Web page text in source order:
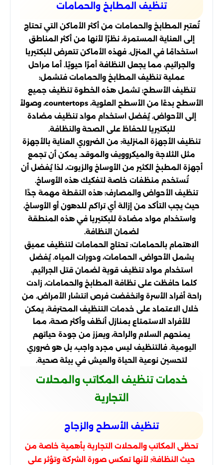
تنظيف المطابخ والحمامات
تُعتبر المطابخ والحمامات من أكثر الأماكن التي تحتاج
إلى العناية المستمرة، نظرًا لأنها من أكثر المناطق
استخدامًا في المنزل. فهذه الأماكن تتعرض للبكتيريا
والجراثيم، مما يجعل النظافة أمرًا حيويًا. أما مراحل
عملية تنظيف المطابخ والحمامات فتشمل:
تنظيف الأسطح: تشمل هذه الخطوة تنظيف جميع
الأسطح بدءًا من الأسطح العلوية، countertops، وصولاً
إلى الأحواض. يُفضل استخدام مواد تنظيف مضادة
للبكتيريا للحفاظ على الصحة والنظافة.
تنظيف الأجهزة المنزلية: من الضروري العناية بالأجهزة
مثل الثلاجة والميكروويف والموقد. يمكن أن تجمع
أجهزة المطبخ الكثير من الأوساخ والزيوت، لذا يُفضل أن
تُستخدم منظفات خاصة لتفكيك هذه الأوساخ.
تنظيف الأحواض والمصارف: هذه النقطة مهمة جدًا
حيث يجب التأكد من إزالة أي تراكم للدهون أو الأوساخ،
واستخدام مواد مضادة للبكتيريا في هذه المنطقة
لضمان النظافة.
الاهتمام بالحمامات: تحتاج الحمامات لتنظيف عميق
يشمل الأحواض، الحمامات، ودورات المياه. يُفضل
استخدام مواد تنظيف قوية لضمان قتل الجراثيم.
كلما حافظت على نظافة المطابخ والحمامات، زادت
راحة أفراد الأسرة وانخفضت فرص انتشار الأمراض. من
خلال الاعتماد على خدمات التنظيف المحترفة، يمكن
للأفراد الاستمتاع بمنازل أنظف وأكثر صحة، مما
يمنحهم السلام والراحة، ويعزز من جودة حياتهم
اليومية. فالتنظيف ليس مجرد واجب، بل هو ضروري
لتحسين نوعية الحياة والعيش في بيئة صحية.
خدمات تنظيف المكاتب والمحلات
التجارية
تنظيف الأسطح والزجاج
تحظى المكاتب والمحلات التجارية بأهمية خاصة من
حيث النظافة؛ لأنها تعكس صورة الشركة وتؤثر على